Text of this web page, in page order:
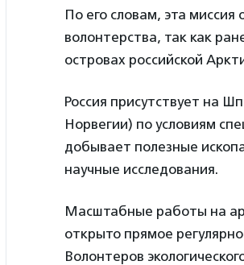
По его словам, эта миссия
волонтерства, так как
островах российской
Россия присутствует на
Норвегии) по условиям
добывает полезные
научные исследования.
Масштабные работы на
открыто прямое
Волонтеров